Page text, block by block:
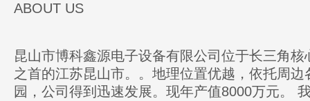
ABOUT US
昆山市博科鑫源电子设备有限公司位于长三角核
之首的江苏昆山市。。地理位置优越，依托周边
园，公司得到迅速发展。现年产值8000万元。